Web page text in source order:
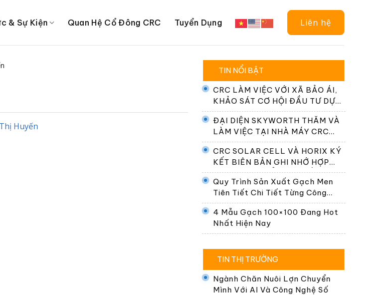
& Sự Kiện Quan Hệ Cổ Đông CRC Tuyển Dụng Liên hệ
Huyến
TIN NỔI BẬT
CRC LÀM VIỆC VỚI XÃ BẢO ÁI,
KHẢO SÁT CƠ HỘI ĐẦU TƯ DỰ
ÁN ĐIỆN NĂNG LƯỢNG MẶT
TRỜI
ĐẠI DIỆN SKYWORTH THĂM VÀ
LÀM VIỆC TẠI NHÀ MÁY CRC
SOLAR CELL
CRC SOLAR CELL VÀ HORIX KÝ
KẾT BIÊN BẢN GHI NHỚ HỢP
TÁC PHÁT TRIỂN HỆ THỐNG
ĐỔI PIN TẠI VIỆT NAM
Quy Trình Sản Xuất Gạch Men
Tiên Tiết Chi Tiết Từng Công
Đoạn
4 Mẫu Gạch 100×100 Đang Hot
Nhất Hiện Nay
TIN THỊ TRƯỜNG
Ngành Chăn Nuôi Lợn Chuyển
Mình Với AI Và Công Nghệ Số